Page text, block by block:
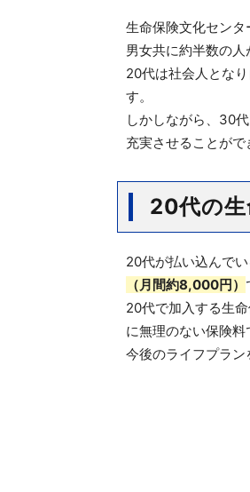
生命保険文化セン
男女共に約半数の人
20代は社会人とな
す。
しかしながら、30
充実させることがで
20代の生
20代が払い込んで
（月間約8,000円）
20代で加入する生
に無理のない保険料
今後のライフプラン